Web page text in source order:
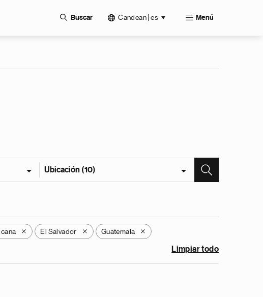
Buscar Candean | es Menú
Ubicación (10)
X El Salvador X Guatemala X
Limpiar todo